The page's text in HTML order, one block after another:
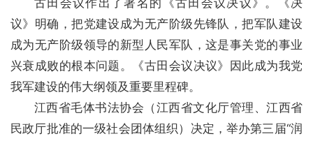
议》明确，把党建设成为无产阶级先锋队，把军队建设
成为无产阶级领导的新型人民军队，这是事关党的事业
兴衰成败的根本问题。《古田会议决议》因此成为我党
我军建设的伟大纲领及重要里程碑。
江西省毛体书法协会（江西省文化厅管理、江西省
民政厅批准的一级社会团体组织）决定，举办第三届“润